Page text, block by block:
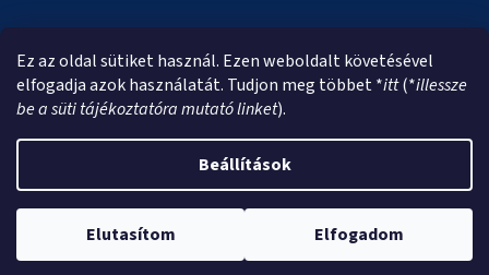
Ez az oldal sütiket használ. Ezen weboldalt követésével
elfogadja azok használatát. Tudjon meg többet *itt(*illessze
be a süti tájékoztatóra mutató linket).
Beállítások
Elutasítom Elfogadom
info@elampa.hu
Shoptet Premium készítette
elampa.hu. Minden jog fenntartva.